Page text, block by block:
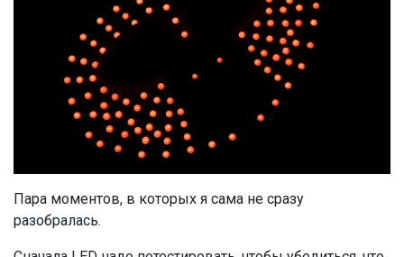
Пара моментов, в которых я сама не сразу
разобралась.